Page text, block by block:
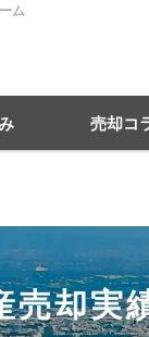
ム
家 住宅
売却コ
情報
売却実